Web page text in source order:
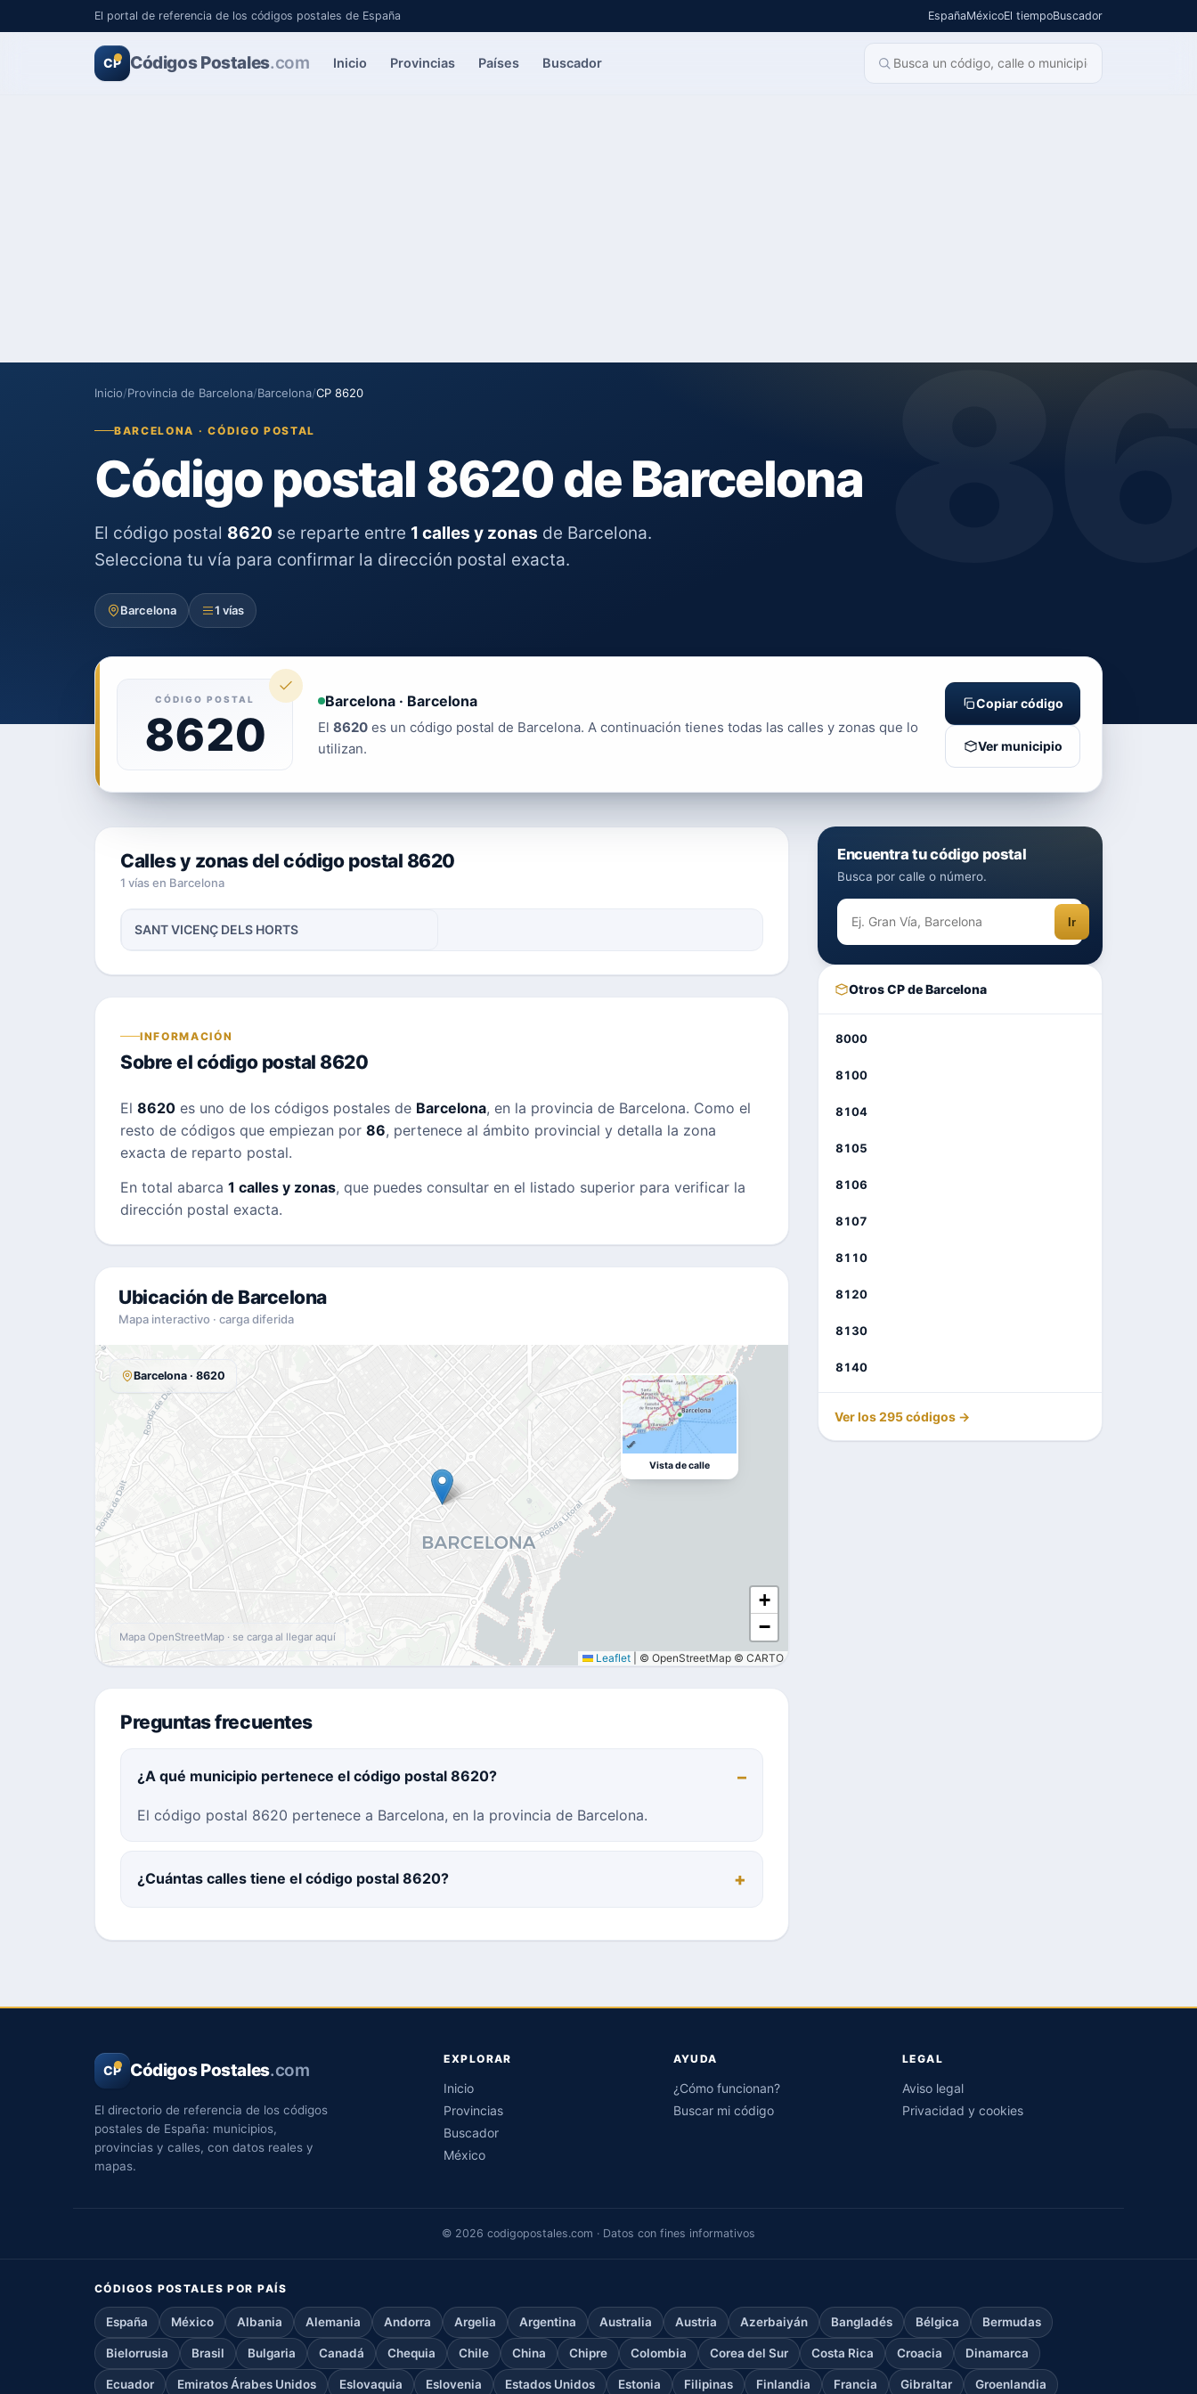
El portal de referencia de los códigos postales de España EspañaMéxicoEl tiempoBuscador
CP Códigos Postales.com Inicio Provincias Países Buscador
Inicio/Provincia de Barcelona/Barcelona/CP 8620
BARCELONA · CÓDIGO POSTAL
Código postal 8620 de Barcelona
El código postal 8620 se reparte entre 1 calles y zonas de Barcelona.
Selecciona tu vía para confirmar la dirección postal exacta.
Barcelona 1 vías
CÓDIGO POSTAL
8620
Barcelona · Barcelona
El 8620 es un código postal de Barcelona. A continuación tienes todas las calles y zonas que lo
utilizan.
Copiar código
Ver municipio
Calles y zonas del código postal 8620
1 vías en Barcelona
SANT VICENÇ DELS HORTS
INFORMACIÓN
Sobre el código postal 8620
El 8620 es uno de los códigos postales de Barcelona, en la provincia de Barcelona. Como el
resto de códigos que empiezan por 86, pertenece al ámbito provincial y detalla la zona
exacta de reparto postal.
En total abarca 1 calles y zonas, que puedes consultar en el listado superior para verificar la
dirección postal exacta.
Ubicación de Barcelona
Mapa interactivo · carga diferida
+
−
Leaflet © OpenStreetMap © CARTO
Barcelona · 8620
Vista de calle
Mapa OpenStreetMap · se carga al llegar aquí
Preguntas frecuentes
¿A qué municipio pertenece el código postal 8620?
El código postal 8620 pertenece a Barcelona, en la provincia de Barcelona.
¿Cuántas calles tiene el código postal 8620?
Encuentra tu código postal
Busca por calle o número.
Ir
Otros CP de Barcelona
8000
8100
8104
8105
8106
8107
8110
8120
8130
8140
Ver los 295 códigos →
CP Códigos Postales.com
El directorio de referencia de los códigos
postales de España: municipios,
provincias y calles, con datos reales y
mapas.
EXPLORAR
Inicio
Provincias
Buscador
México
AYUDA
¿Cómo funcionan?
Buscar mi código
LEGAL
Aviso legal
Privacidad y cookies
© 2026 codigopostales.com · Datos con fines informativos
CÓDIGOS POSTALES POR PAÍS
España México Albania Alemania Andorra Argelia Argentina Australia Austria Azerbaiyán Bangladés Bélgica Bermudas
Bielorrusia Brasil Bulgaria Canadá Chequia Chile China Chipre Colombia Corea del Sur Costa Rica Croacia Dinamarca
Ecuador Emiratos Árabes Unidos Eslovaquia Eslovenia Estados Unidos Estonia Filipinas Finlandia Francia Gibraltar Groenlandia